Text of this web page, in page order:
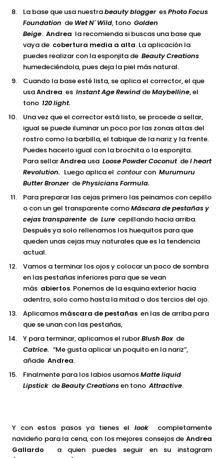
La base que usa nuestrabeauty blogger esPhoto Focus
Foundation de Wet N´ Wild, tono Golden
Beige. Andrea la recomienda si buscas una base que
vaya de cobertura media a alta. La aplicación la
puedes realizar con la esponjita de Beauty Creations
humedeciéndola, pues deja la piel más natural.
Cuando la base esté lista, se aplica el corrector, el que
usaAndrea es Instant Age Rewind deMaybelline, el
tono 120 light.
Una vez que el corrector está listo, se procede a sellar,
igual se puede iluminar un poco por las zonas altas del
rostro como la barbilla, el tabique de la nariz y la frente.
Puedes hacerlo igual con la brochita o la esponjita.
Para sellarAndrea usa Loose Powder Coconut deI heart
Revolution. Luego aplica el contourcon Murumuru
Butter Bronzer dePhysicians Formula.
Para preparar las cejas primero las peinamos con cepillo
o con un gel transparente comoMáscara de pestañas y
cejas transparente de Lure cepillando hacia arriba.
Después ya solo rellenamos los huequitos para que
queden unas cejas muy naturales que es la tendencia
actual.
Vamos a terminar los ojos y colocar un poco de sombra
en las pestañas inferiores para que se vean
más abiertos. Ponemos de la esquina exterior hacia
adentro, solo como hasta la mitad o dos tercios del ojo.
Aplicamos máscara de pestañas en las de arriba para
que se unan con las pestañas,
Y para terminar, aplicamos el ruborBlush Box de
Catrice. “Me gusta aplicar un poquito en la nariz”,
añade Andrea.
Finalmente para los labios usamosMatte liquid
Lipstick deBeauty Creationsen tonoAttractive.
Y con estos pasos ya tienes el look completamente
navideño para la cena, con los mejores consejos de Andrea
Gallardo a quien puedes seguir en su instagram